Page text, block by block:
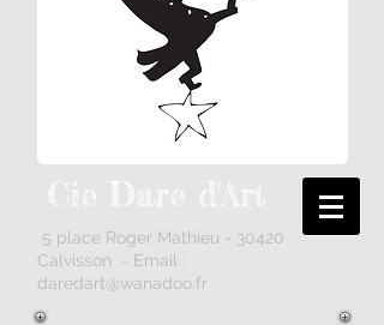
Cie Dare d'Art
5 place Roger Mathieu - 30420
Calvisson - Email :
daredart@wanadoo.fr